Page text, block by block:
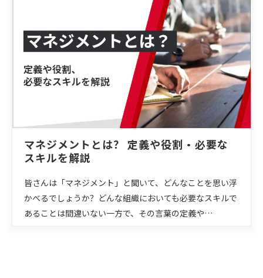
マネジメントとは？ 定義や役割・必要な
スキルを解説
皆さんは「マネジメント」と聞いて、どんなことを思い浮
かべるでしょうか？どんな組織においても必要なスキルで
あることは間違いない一方で、その言葉の定義や…